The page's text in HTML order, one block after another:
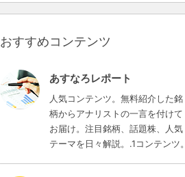
おすすめコンテンツ
あすなろレポート
人気コンテンツ。無料紹介した銘
柄からアナリストの一言を付けて
お届け。注目銘柄、話題株、人気
テーマを日々解説。.1コンテンツ。